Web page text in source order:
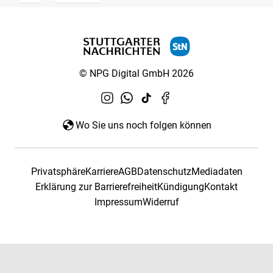
© NPG Digital GmbH 2026
Wo Sie uns noch folgen können
PrivatsphäreKarriereAGBDatenschutzMediadaten
Erklärung zur BarrierefreiheitKündigungKontakt
ImpressumWiderruf